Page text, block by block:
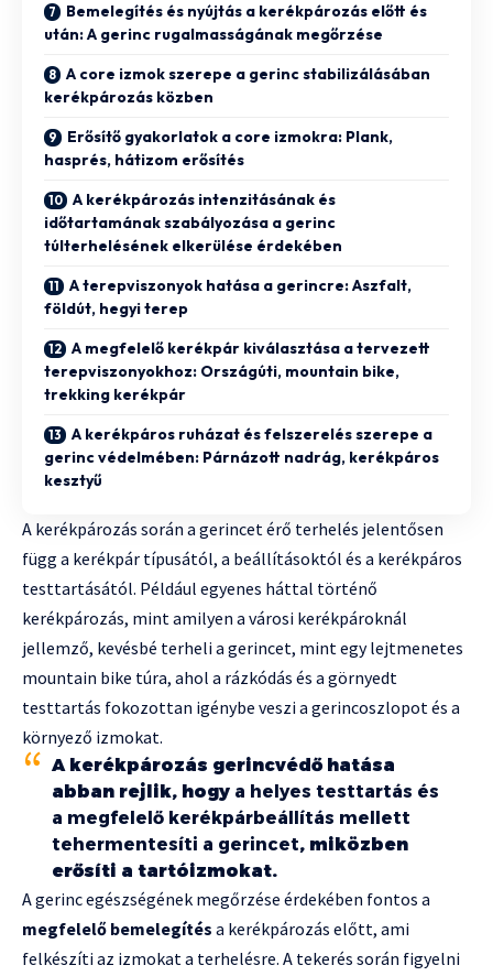
Bemelegítés és nyújtás a kerékpározás előtt és
után: A gerinc rugalmasságának megőrzése
A core izmok szerepe a gerinc stabilizálásában
kerékpározás közben
Erősítő gyakorlatok a core izmokra: Plank,
hasprés, hátizom erősítés
A kerékpározás intenzitásának és
időtartamának szabályozása a gerinc
túlterhelésének elkerülése érdekében
A terepviszonyok hatása a gerincre: Aszfalt,
földút, hegyi terep
A megfelelő kerékpár kiválasztása a tervezett
terepviszonyokhoz: Országúti, mountain bike,
trekking kerékpár
A kerékpáros ruházat és felszerelés szerepe a
gerinc védelmében: Párnázott nadrág, kerékpáros
kesztyű
A kerékpározás során a gerincet érő terhelés jelentősen
függ a kerékpár típusától, a beállításoktól és a kerékpáros
testtartásától. Például egyenes háttal történő
kerékpározás, mint amilyen a városi kerékpároknál
jellemző, kevésbé terheli a gerincet, mint egy lejtmenetes
mountain bike túra, ahol a rázkódás és a görnyedt
testtartás fokozottan igénybe veszi a gerincoszlopot és a
környező izmokat.
A kerékpározás gerincvédő hatása
abban rejlik, hogy a helyes testtartás és
a megfelelő kerékpárbeállítás mellett
tehermentesíti a gerincet, miközben
erősíti a tartóizmokat.
A gerinc egészségének megőrzése érdekében fontos a
megfelelő bemelegítés a kerékpározás előtt, ami
felkészíti az izmokat a terhelésre. A tekerés során figyelni